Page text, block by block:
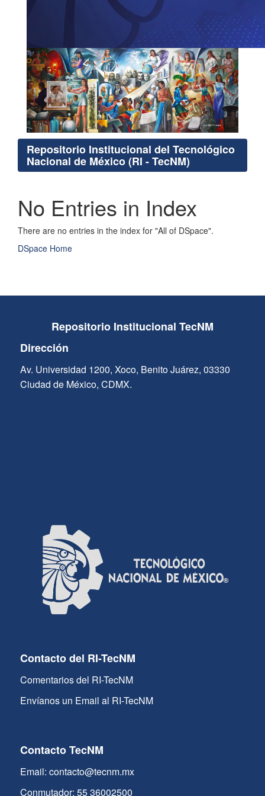
Repositorio Institucional del Tecnológico
Nacional de México (RI - TecNM)
No Entries in Index
There are no entries in the index for "All of DSpace".
DSpace Home
Repositorio Institucional TecNM
Dirección
Av. Universidad 1200, Xoco, Benito Juárez, 03330
Ciudad de México, CDMX.
Contacto del RI-TecNM
Comentarios del RI-TecNM
Envíanos un Email al RI-TecNM
Contacto TecNM
Email: contacto@tecnm.mx
Conmutador: 55 36002500